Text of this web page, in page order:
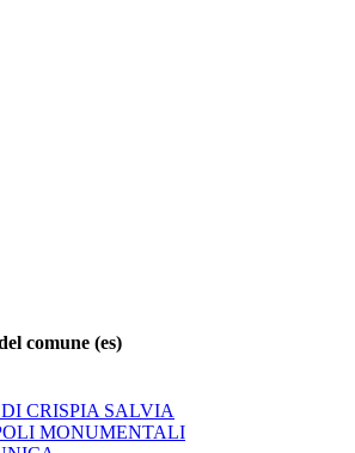
comune (es)
CRISPIA SALVIA
MONUMENTALI